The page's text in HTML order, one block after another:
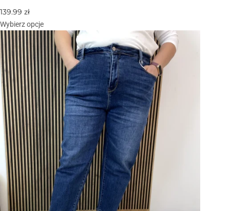
139.99 zł
Wybierz opcje